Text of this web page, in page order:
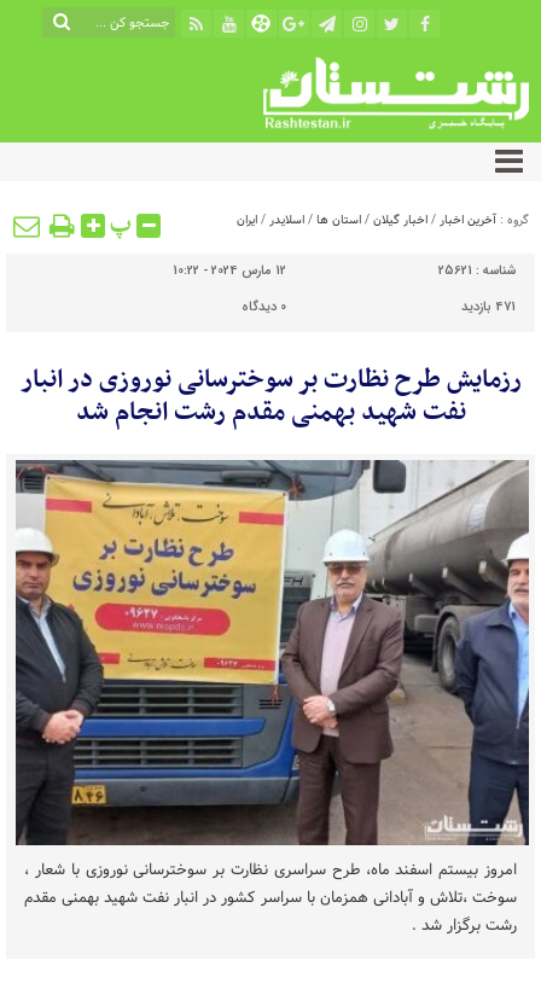
گروه : آخرین اخبار/اخبار گیلان/استان ها/اسلایدر/ایران پ
شناسه : 25621
12 مارس 2024 - 10:22
471 بازدید
0 دیدگاه
رزمایش طرح نظارت بر سوخترسانی نوروزی در انبار
نفت شهید بهمنی مقدم رشت انجام شد
امروز بیستم اسفند ماه، طرح سراسری نظارت بر سوخترسانی نوروزی با شعار ،
سوخت ،تلاش و آبادانی همزمان با سراسر کشور در انبار نفت شهید بهمنی مقدم
رشت برگزار شد .